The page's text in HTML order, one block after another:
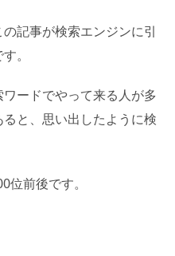
記事が検索エンジンに引
。
ードでやって来る人が多
と、思い出したように検
位前後です。